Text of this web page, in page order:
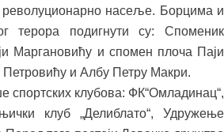
револуционарно насеље. Борцима и
терора подигнути су: Споменик
Маргановићу и спомен плоча Паји
Петровићу и Албу Петру Макри.
спортских клубова: ФК“Омладинац“,
клуб „Делиблато“, Удружење